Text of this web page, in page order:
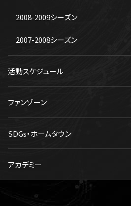
2008-2009シーズン
2007-2008シーズン
活動スケジュール
ファンゾーン
SDGs・ホームタウン
アカデミー